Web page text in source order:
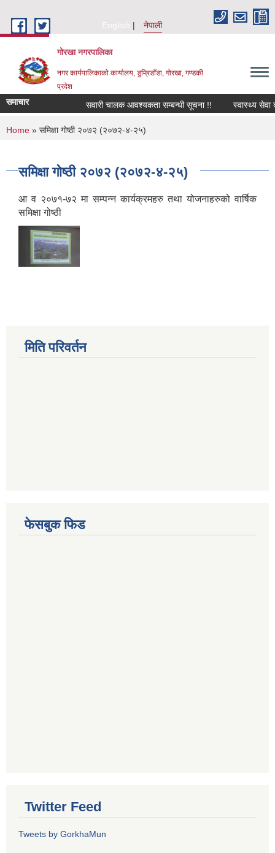
English
नेपाली
गोरखा नगरपालिका
नगर कार्यपालिकाको कार्यालय, डुम्रिडाँडा, गोरखा, गण्डकी
प्रदेश
समाचार सवारी चालक आवश्यकता सम्बन्धी सूचना !! स्वास्थ्य सेवा
You are here
Home » समिक्षा गोष्ठी २०७२ (२०७२-४-२५)
समिक्षा गोष्ठी २०७२ (२०७२-४-२५)
आ व २०७१-७२ मा सम्पन्न कार्यक्रमहरु तथा योजनाहरुको वार्षिक
समिक्षा गोष्ठी
मिति परिवर्तन
फेसबुक फिड
Twitter Feed
Tweets by GorkhaMun